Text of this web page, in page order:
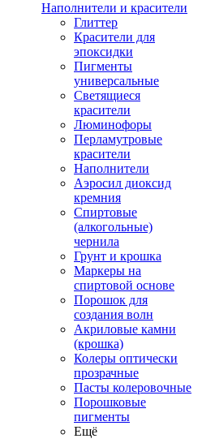
Наполнители и красители
Глиттер
Красители для
эпоксидки
Пигменты
универсальные
Светящиеся
красители
Люминофоры
Перламутровые
красители
Наполнители
Аэросил диоксид
кремния
Спиртовые
(алкогольные)
чернила
Грунт и крошка
Маркеры на
спиртовой основе
Порошок для
создания волн
Акриловые камни
(крошка)
Колеры оптически
прозрачные
Пасты колеровочные
Порошковые
пигменты
Ещё